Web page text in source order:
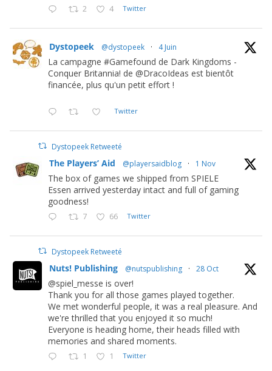
2 4 Twitter
Dystopeek @dystopeek · 4 Juin
La campagne #Gamefound de Dark Kingdoms -
Conquer Britannia! de @DracoIdeas est bientôt
financée, plus qu'un petit effort !
Twitter
Dystopeek Retweeté
The Players’ Aid @playersaidblog · 1 Nov
The box of games we shipped from SPIELE
Essen arrived yesterday intact and full of gaming
goodness!
7 66 Twitter
Dystopeek Retweeté
Nuts! Publishing @nutspublishing · 28 Oct
@spiel_messe is over!
Thank you for all those games played together.
We met wonderful people, it was a real pleasure. And
we're thrilled that you enjoyed it so much!
Everyone is heading home, their heads filled with
memories and shared moments.
1 1 Twitter